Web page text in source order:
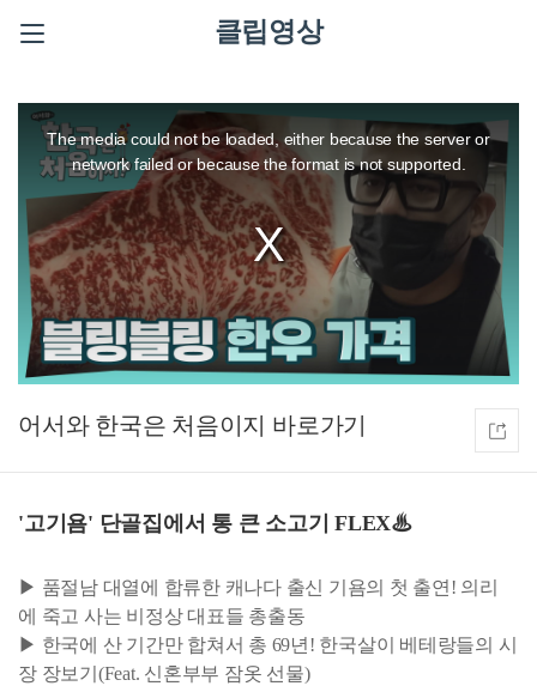
클립영상
modal
window.
The media could not be loaded, either because the server or
network failed or because the format is not supported.
어서와 한국은 처음이지
'고기욤' 단골집에서 통 큰 소고기 FLEX♨
▶ 품절남 대열에 합류한 캐나다 출신 기욤의 첫 출연! 의리
에 죽고 사는 비정상 대표들 총출동
▶ 한국에 산 기간만 합쳐서 총 69년! 한국살이 베테랑들의 시
장 장보기(Feat. 신혼부부 잠옷 선물)